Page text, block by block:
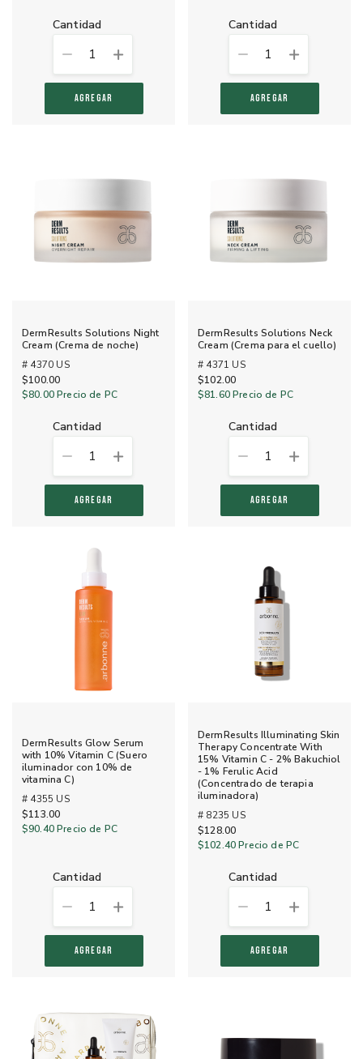
cantidad
1
AGREGAR
cantidad
1
AGREGAR
DermResults Solutions Night
Cream (Crema de noche)
# 4370 US
$100.00
$80.00Precio de PC
cantidad
1
AGREGAR
DermResults Solutions Neck
Cream (Crema para el cuello)
# 4371 US
$102.00
$81.60Precio de PC
cantidad
1
AGREGAR
DermResults Glow Serum
with 10% Vitamin C (Suero
iluminador con 10% de
vitamina C)
# 4355 US
$113.00
$90.40Precio de PC
cantidad
1
AGREGAR
DermResults Illuminating Skin
Therapy Concentrate With
15% Vitamin C - 2% Bakuchiol
- 1% Ferulic Acid
(Concentrado de terapia
iluminadora)
# 8235 US
$128.00
$102.40Precio de PC
cantidad
1
AGREGAR